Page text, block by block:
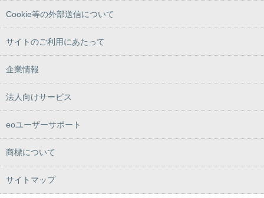
Cookie等の外部送信について
サイトのご利用にあたって
企業情報
法人向けサービス
eoユーザーサポート
商標について
サイトマップ